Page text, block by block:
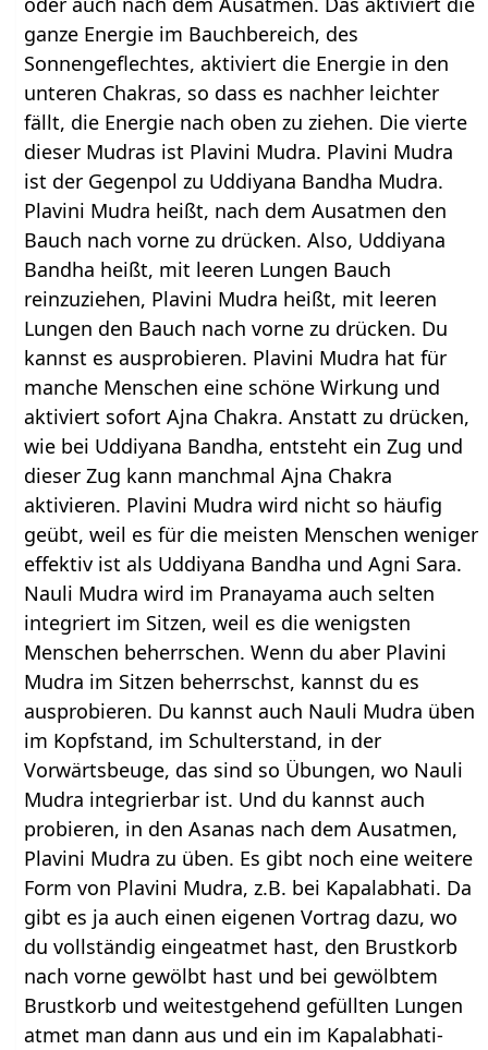
ganze Energie im Bauchbereich, des
Sonnengeflechtes, aktiviert die Energie in den
unteren Chakras, so dass es nachher leichter
fällt, die Energie nach oben zu ziehen. Die vierte
dieser Mudras ist Plavini Mudra. Plavini Mudra
ist der Gegenpol zu Uddiyana Bandha Mudra.
Plavini Mudra heißt, nach dem Ausatmen den
Bauch nach vorne zu drücken. Also, Uddiyana
Bandha heißt, mit leeren Lungen Bauch
reinzuziehen, Plavini Mudra heißt, mit leeren
Lungen den Bauch nach vorne zu drücken. Du
kannst es ausprobieren. Plavini Mudra hat für
manche Menschen eine schöne Wirkung und
aktiviert sofort Ajna Chakra. Anstatt zu drücken,
wie bei Uddiyana Bandha, entsteht ein Zug und
dieser Zug kann manchmal Ajna Chakra
aktivieren. Plavini Mudra wird nicht so häufig
geübt, weil es für die meisten Menschen weniger
effektiv ist als Uddiyana Bandha und Agni Sara.
Nauli Mudra wird im Pranayama auch selten
integriert im Sitzen, weil es die wenigsten
Menschen beherrschen. Wenn du aber Plavini
Mudra im Sitzen beherrschst, kannst du es
ausprobieren. Du kannst auch Nauli Mudra üben
im Kopfstand, im Schulterstand, in der
Vorwärtsbeuge, das sind so Übungen, wo Nauli
Mudra integrierbar ist. Und du kannst auch
probieren, in den Asanas nach dem Ausatmen,
Plavini Mudra zu üben. Es gibt noch eine weitere
Form von Plavini Mudra, z.B. bei Kapalabhati. Da
gibt es ja auch einen eigenen Vortrag dazu, wo
du vollständig eingeatmet hast, den Brustkorb
nach vorne gewölbt hast und bei gewölbtem
Brustkorb und weitestgehend gefüllten Lungen
atmet man dann aus und ein im Kapalabhati-